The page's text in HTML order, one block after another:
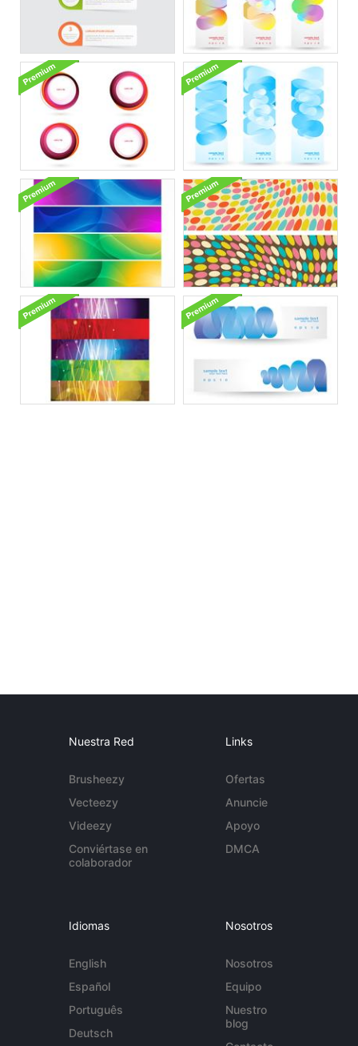
Nuestra Red
Brusheezy
Vecteezy
Videezy
Conviértase en
colaborador
Links
Ofertas
Anuncie
Apoyo
DMCA
Idiomas
English
Español
Português
Deutsch
Nosotros
Nosotros
Equipo
Nuestro
blog